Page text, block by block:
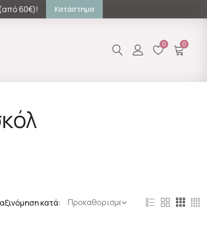
60€)! Κατάστημα
0 0
κατά: